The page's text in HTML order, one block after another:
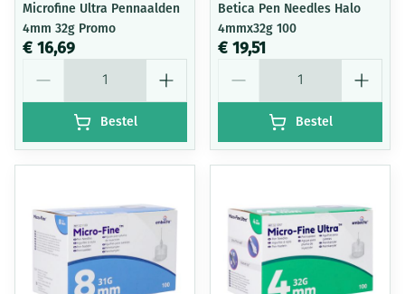
Microfine Ultra Pennaalden
4mm 32g Promo
€ 16,69
Bestel
Betica Pen Needles Halo
4mmx32g 100
€ 19,51
Bestel